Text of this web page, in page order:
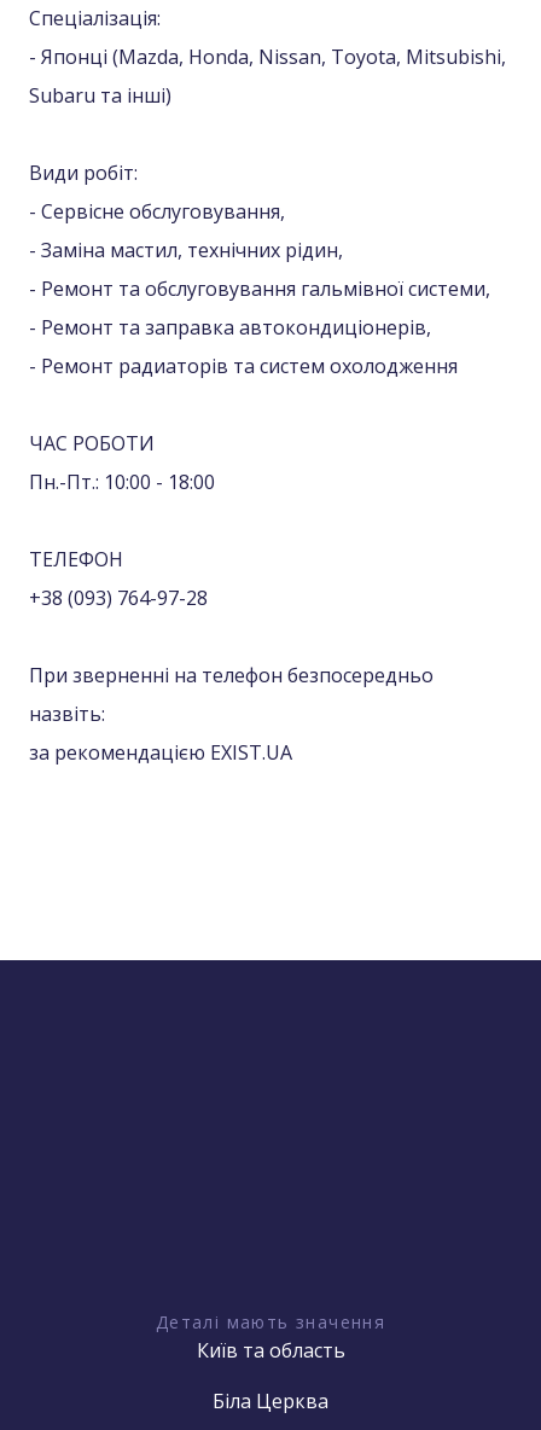
Спеціалізація:
- Японці (Mazda, Honda, Nissan, Toyota, Mitsubishi,
Subaru та інші)
Види робіт:
- Сервісне обслуговування,
- Заміна мастил, технічних рідин,
- Ремонт та обслуговування гальмівної системи,
- Ремонт та заправка автокондиціонерів,
- Ремонт радиаторів та систем охолодження
ЧАС РОБОТИ
Пн.-Пт.: 10:00 - 18:00
ТЕЛЕФОН
+38 (093) 764-97-28
При зверненні на телефон безпосередньо
назвіть:
за рекомендацією EXIST.UA
Деталі мають значення
Київ та область
Біла Церква